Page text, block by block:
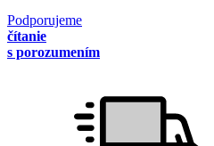
Podporujeme
čítanie
s porozumením